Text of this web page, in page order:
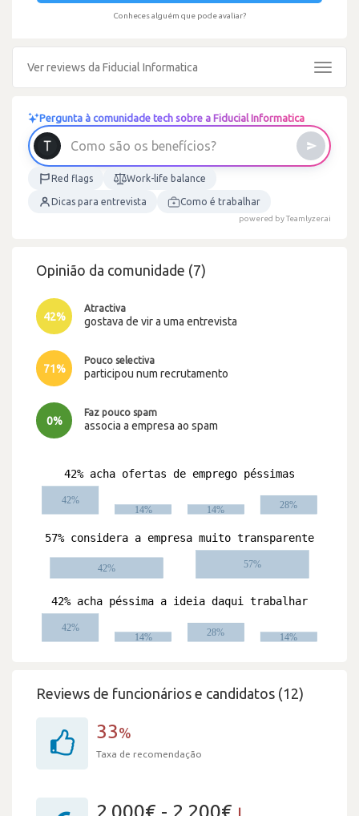
Conheces alguém que pode avaliar?
Ver reviews da Fiducial Informatica
Toggle
Pergunta à comunidade tech sobre a Fiducial Informatica
Como são os benefícios?
Red flags Work-life balance
Dicas para entrevista Como é trabalhar
powered by Teamlyzer.ai
Opinião da comunidade (7)
42%
Atractiva
gostava de vir a uma entrevista
71%
Pouco selectiva
participou num recrutamento
0%
Faz pouco spam
associa a empresa ao spam
Reviews de funcionários e candidatos (12)
33%
Taxa de recomendação
2.000€ - 2.200€